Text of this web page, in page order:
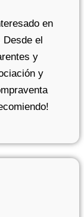
en
Desde el
y
y